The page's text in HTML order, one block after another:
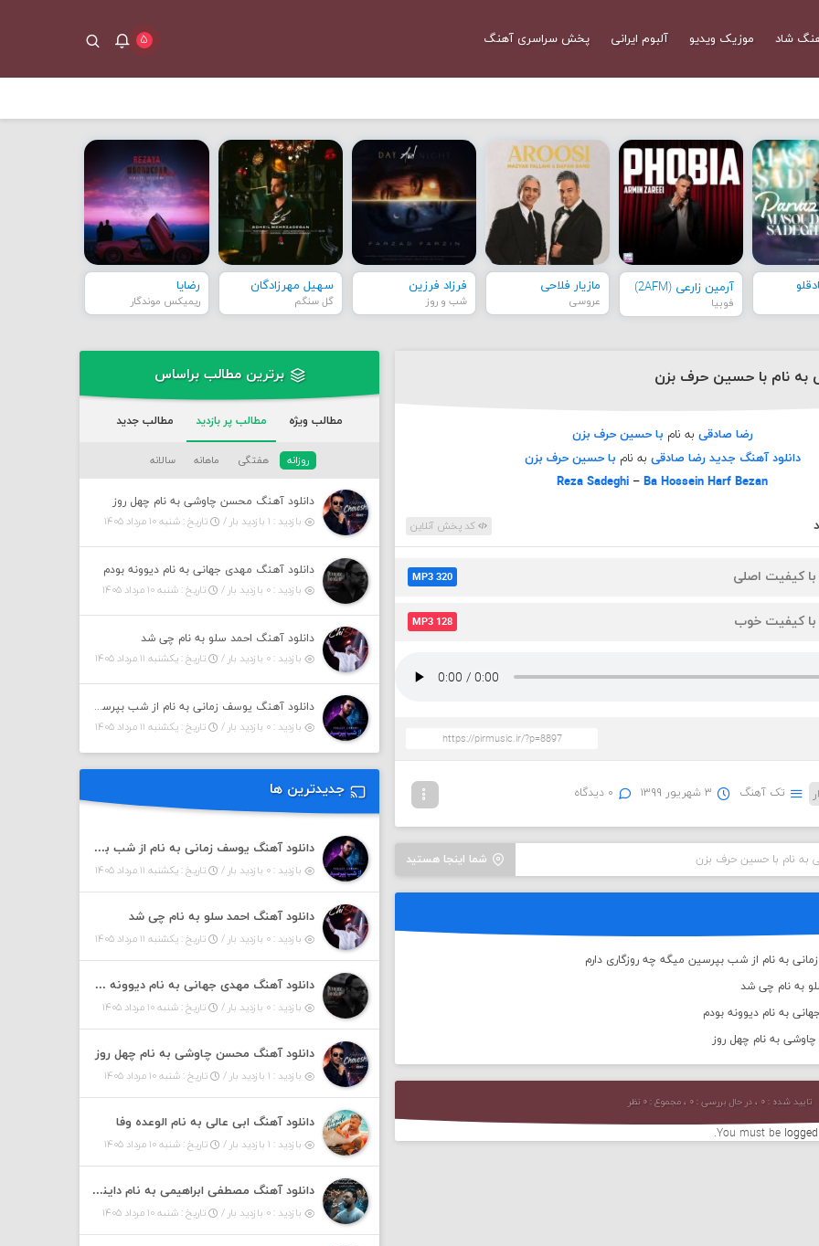
شاد موزیک ویدیو آلبوم ایرانی پخش سراسری آهنگ ۵
آرمین زارعی (2AFM)
فوبیا
مازیار فلاحی
عروسی
فرزاد فرزین
شب و روز
سهیل مهرزادگان
گل سنگم
رضایا
ریمیکس موندگار
به نام با حسین حرف بزن
رضا صادقی به نام با حسین حرف بزن
دانلود آهنگ جدید رضا صادقی به نام با حسین حرف بزن
Reza Sadeghi –Ba Hossein Harf Bezan
کد پخش آنلاین
با کیفیت اصلی MP3 320
با کیفیت خوب MP3 128
تک آهنگ ۳ شهریور ۱۳۹۹ ۰ دیدگاه
شما اینجا هستید به نام با حسین حرف بزن
به نام از شب بپرسین میگه چه روزگاری دارم
به نام چی شد
به نام دیوونه بودم
به نام چهل روز
تایید شده : ۰ ، در حال بررسی : ۰ ، مجموع : ۰ نظر
You must be
برترین مطالب براساس
مطالب ویژه مطالب پر بازدید مطالب جدید
روزانه هفتگی ماهانه سالانه
دانلود آهنگ محسن چاوشی به نام چهل روز
بازدید : ۱ بازدید بار /
تاریخ : شنبه ۱۰ مرداد ۱۴۰۵
دانلود آهنگ مهدی جهانی به نام دیوونه بودم
بازدید : ۰ بازدید بار /
تاریخ : شنبه ۱۰ مرداد ۱۴۰۵
دانلود آهنگ احمد سلو به نام چی شد
بازدید : ۰ بازدید بار /
تاریخ : یکشنبه ۱۱ مرداد ۱۴۰۵
دانلود آهنگ یوسف زمانی به نام از شب بپرسین میگه چه روزگاری دارم
بازدید : ۰ بازدید بار /
تاریخ : یکشنبه ۱۱ مرداد ۱۴۰۵
جدیدترین ها
دانلود آهنگ یوسف زمانی به نام از شب بپرسین میگه چه روزگاری دارم
بازدید : ۰ بازدید بار / تاریخ : یکشنبه ۱۱ مرداد ۱۴۰۵
دانلود آهنگ احمد سلو به نام چی شد
بازدید : ۰ بازدید بار / تاریخ : یکشنبه ۱۱ مرداد ۱۴۰۵
دانلود آهنگ مهدی جهانی به نام دیوونه بودم
بازدید : ۰ بازدید بار / تاریخ : شنبه ۱۰ مرداد ۱۴۰۵
دانلود آهنگ محسن چاوشی به نام چهل روز
بازدید : ۱ بازدید بار / تاریخ : شنبه ۱۰ مرداد ۱۴۰۵
دانلود آهنگ ابی عالی به نام الوعده وفا
بازدید : ۱ بازدید بار / تاریخ : شنبه ۱۰ مرداد ۱۴۰۵
دانلود آهنگ مصطفی ابراهیمی به نام داینی داینی جونم قربون پنج تیر پرونم
بازدید : ۰ بازدید بار / تاریخ : شنبه ۱۰ مرداد ۱۴۰۵